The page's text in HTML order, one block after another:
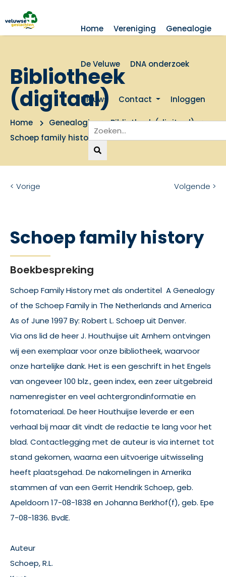
Home Vereniging Genealogie
De Veluwe DNA onderzoek
Nieuws Contact Inloggen
Bibliotheek
(digitaal)
Home Genealogie
Bibliotheek (digitaal)
Schoep family history
< Vorige Volgende >
Schoep family history
Boekbespreking
Schoep Family History met als ondertitel A Genealogy
of the Schoep Family in The Netherlands and America
As of June 1997 By: Robert L. Schoep uit Denver.
Via ons lid de heer J. Houthuijse uit Arnhem ontvingen
wij een exemplaar voor onze bibliotheek, waarvoor
onze hartelijke dank. Het is een geschrift in het Engels
van ongeveer 100 blz., geen index, een zeer uitgebreid
namenregister en veel achtergrondinformatie en
fotomateriaal. De heer Houthuijse leverde er een
verhaal bij maar dit vindt de redactie te lang voor het
blad. Contactlegging met de auteur is via internet tot
stand gekomen, waarna een uitvoerige uitwisseling
heeft plaatsgehad. De nakomelingen in Amerika
stammen af van een Gerrit Hendrik Schoep, geb.
Apeldoorn 17-08-1838 en Johanna Berkhof(f), geb. Epe
7-08-1836. BvdE.
Auteur
Schoep, R.L.